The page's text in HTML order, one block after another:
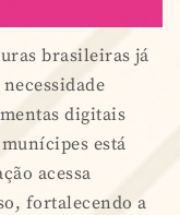
brasileiras já
digitais
está
acessa
fortalecendo a